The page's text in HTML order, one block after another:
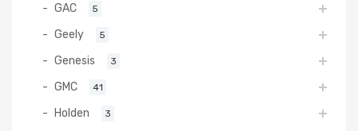
GAC 5
Geely 5
Genesis 3
GMC 41
Holden 3